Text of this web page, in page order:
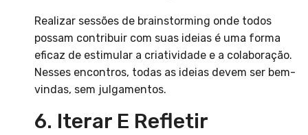
Realizar sessões de brainstorming onde todos
possam contribuir com suas ideias é uma forma
eficaz de estimular a criatividade e a colaboração.
Nesses encontros, todas as ideias devem ser bem-
vindas, sem julgamentos.
6. Iterar E Refletir